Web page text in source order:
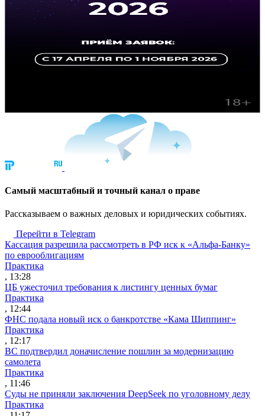
Cамый масштабный и точный канал о праве
Рассказываем о важных деловых и юридических событиях.
Перейти в Telegram
Кассация разрешила рассмотреть в РФ иск к «Альфа-Банку»
по еврооблигациям
Практика
, 13:28
ЦБ ужесточил требования к листингу ценных бумаг
Практика
, 12:44
ФНС подала новый иск о банкротстве «Кама Шиппинг»
Практика
, 12:17
ВС подтвердил доначисление пошлин за модернизацию
самолета
Практика
, 11:46
Суды не приняли заключения DeepSeek по уголовному делу
Практика